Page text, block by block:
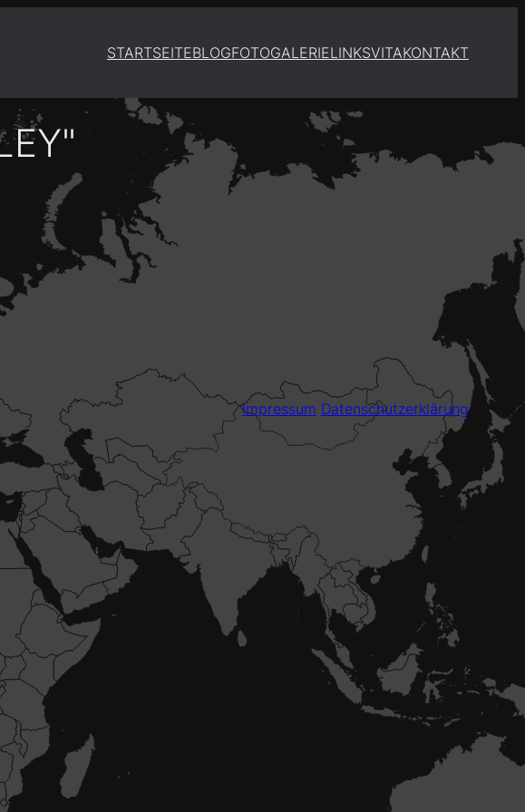
STARTSEITEBLOGFOTOGALERIELINKSVITAKONTAKT
Impressum Datenschutzerklärung